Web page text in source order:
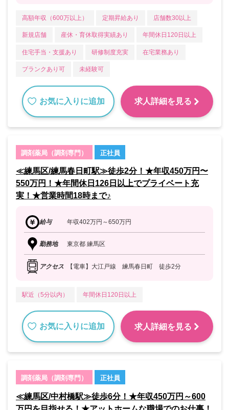
高額年収（600万以上） 定期昇給あり 店舗数30以上
新規店舗 産休・育休取得実績あり 年間休日120日以上
住宅手当・支援あり 研修制度充実 在宅業務あり
ブランクあり可 未経験可
お気に入りに追加 求人詳細を見る
調剤薬局（調剤専門） 正社員
≪練馬区/練馬春日町駅≫徒歩2分！★年収450万円〜
550万円！★年間休日126日以上でプライベート充
実！★営業時間18時まで♪
給与 年収402万円～650万円
勤務地 東京都 練馬区
アクセス 【電車】大江戸線 練馬春日町 徒歩2分
駅近（5分以内） 年間休日120日以上
お気に入りに追加 求人詳細を見る
調剤薬局（調剤専門） 正社員
≪練馬区/中村橋駅≫徒歩6分！★年収450万円～600